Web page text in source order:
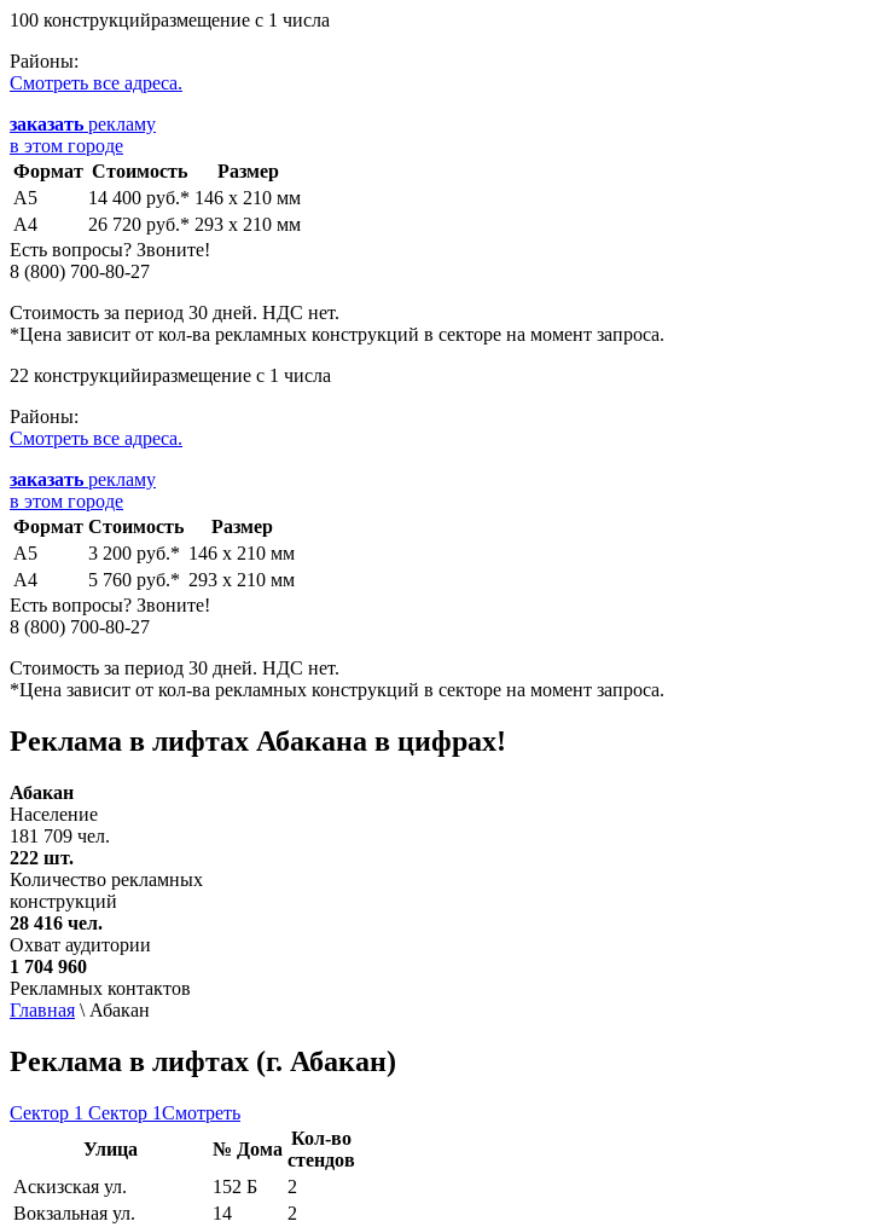
100 конструкцийразмещение с 1 числа
Районы:
Смотреть все адреса.
заказать рекламу
в этом городе
Формат Стоимость
Размер
А5
14 400 руб.* 146 х 210 мм
А4
26 720 руб.* 293 х 210 мм
Есть вопросы? Звоните!
8 (800) 700-80-27
Стоимость за период 30 дней. НДС нет.
*Цена зависит от кол-ва рекламных конструкций в секторе на момент запроса.
22 конструкцийиразмещение с 1 числа
Районы:
Смотреть все адреса.
заказать рекламу
в этом городе
Формат Стоимость
Размер
А5
3 200 руб.* 146 х 210 мм
А4
5 760 руб.* 293 х 210 мм
Есть вопросы? Звоните!
8 (800) 700-80-27
Стоимость за период 30 дней. НДС нет.
*Цена зависит от кол-ва рекламных конструкций в секторе на момент запроса.
Реклама в лифтах Абакана в цифрах!
Абакан
Население
181 709 чел.
222 шт.
Количество рекламных
конструкций
28 416 чел.
Охват аудитории
1 704 960
Рекламных контактов
Главная \ Абакан
Реклама в лифтах (г. Абакан)
Сектор 1 Сектор 1Смотреть
Улица
№ Дома
Кол-во
стендов
Аскизская ул.
152 Б
2
Вокзальная ул.
14
2